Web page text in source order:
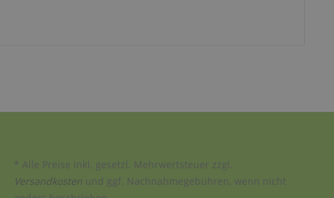
* Alle Preise inkl. gesetzl. Mehrwertsteuer zzgl.
Versandkosten und ggf. Nachnahmegebühren, wenn nicht